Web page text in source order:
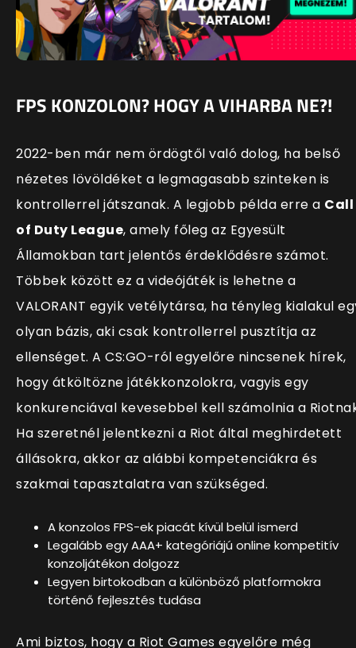
FPS KONZOLON? HOGY A VIHARBA NE?!
2022-ben már nem ördögtől való dolog, ha belső
nézetes lövöldéket a legmagasabb szinteken is
kontrollerrel játszanak. A legjobb példa erre a Call
of Duty League, amely főleg az Egyesült
Államokban tart jelentős érdeklődésre számot.
Többek között ez a videójáték is lehetne a
VALORANT egyik vetélytársa, ha tényleg kialakul
olyan bázis, aki csak kontrollerrel pusztítja az
ellenséget. A CS:GO-ról egyelőre nincsenek hírek,
hogy átköltözne játékkonzolokra, vagyis egy
konkurenciával kevesebbel kell számolnia a
Ha szeretnél jelentkezni a Riot által meghirdetett
állásokra, akkor az alábbi kompetenciákra és
szakmai tapasztalatra van szükséged.
A konzolos FPS-ek piacát kívül belül ismerd
Legalább egy AAA+ kategóriájú online kompetitív
konzoljátékon dolgozz
Legyen birtokodban a különböző platformokra
történő fejlesztés tudása
Ami biztos, hogy a Riot Games egyelőre még